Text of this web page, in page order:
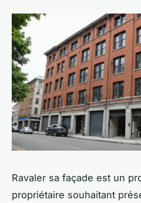
Ravaler sa façade est un
propriétaire souhaitant